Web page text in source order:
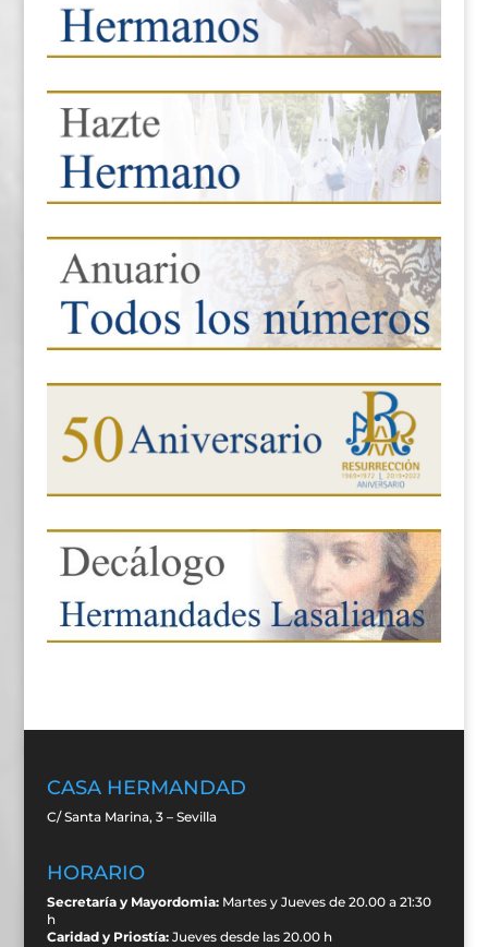
CASA HERMANDAD
C/ Santa Marina, 3 – Sevilla
HORARIO
Secretaría y Mayordomia:Martes y Jueves de 20.00 a 21:30
h
Caridad y Priostía:Jueves desde las 20.00 h